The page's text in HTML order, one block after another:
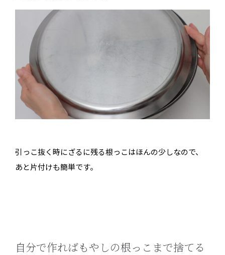
引っこ抜く時にざるに残る根っこはほんの少しなので、
あと片付けも簡単です。
自分で作ればもやしの根っこまで捨てる